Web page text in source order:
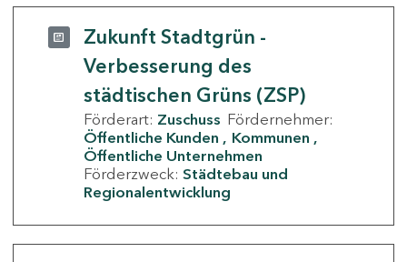
Zukunft Stadtgrün -
Verbesserung des
städtischen Grüns (ZSP)
Förderart: Zuschuss Fördernehmer:
Öffentliche Kunden
Kommunen
Öffentliche Unternehmen
Förderzweck: Städtebau und
Regionalentwicklung